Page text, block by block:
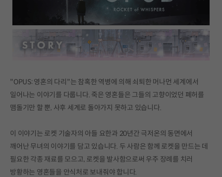
"OPUS: 영혼의 다리"는 참혹한 역병에 의해 쇠퇴한 머나먼 세계에서
일어나는 이야기를 다룹니다. 죽은 영혼들은 그들의 고향이었던 폐허를
맴돌기만 할 뿐, 사후 세계로 돌아가지 못하고 있습니다.
이 이야기는 로켓 기술자의 아들 요한과 20년간 극저온의 동면에서
깨어난 무녀의 이야기를 담고 있습니다. 두 사람은 함께 로켓을 만드는 데
필요한 각종 재료를 모으고, 로켓을 발사함으로써 우주 장례를 치러
방황하는 영혼들을 안식처로 보내줘야 합니다.